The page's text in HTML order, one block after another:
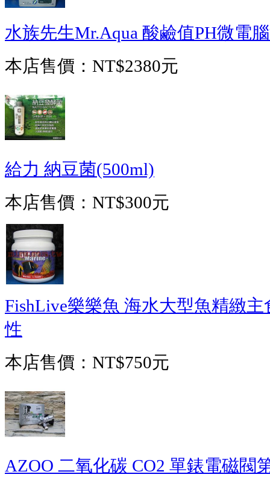
水族先生Mr.Aqua 酸鹼值PH微電
本店售價： NT$2380元
給力 納豆菌(500ml)
本店售價： NT$300元
FishLive樂樂魚 海水大型魚精緻
性
本店售價： NT$750元
AZOO 二氧化碳 CO2 單錶電磁閥